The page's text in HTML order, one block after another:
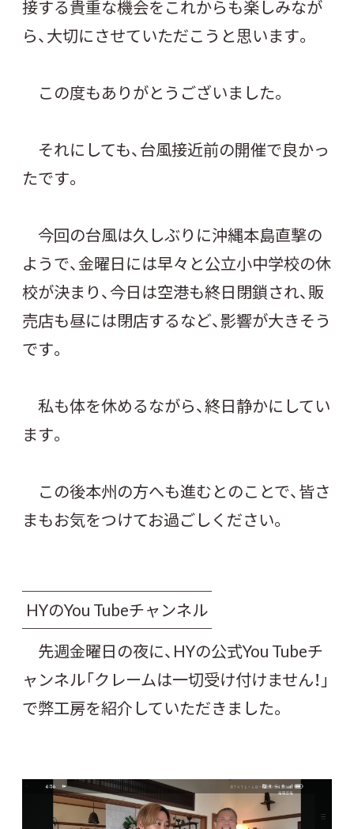
接する貴重な機会をこれからも楽しみなが
ら、大切にさせていただこうと思います。
この度もありがとうございました。
それにしても、台風接近前の開催で良かっ
たです。
今回の台風は久しぶりに沖縄本島直撃の
ようで、金曜日には早々と公立小中学校の休
校が決まり、今日は空港も終日閉鎖され、販
売店も昼には閉店するなど、影響が大きそう
です。
私も体を休めるながら、終日静かにしてい
ます。
この後本州の方へも進むとのことで、皆さ
まもお気をつけてお過ごしください。
HYのYou Tubeチャンネル
先週金曜日の夜に、HYの公式You Tubeチ
ャンネル「クレームは一切受け付けません！」
で弊工房を紹介していただきました。